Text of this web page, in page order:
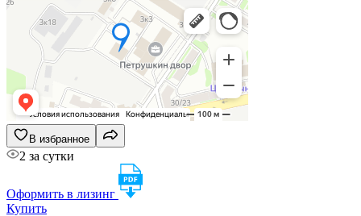
В избранное
2 за сутки
Оформить в лизинг
Купить